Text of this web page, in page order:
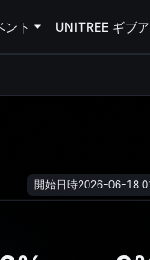
ント UNITREE ギブ
開始日時2026-06-18